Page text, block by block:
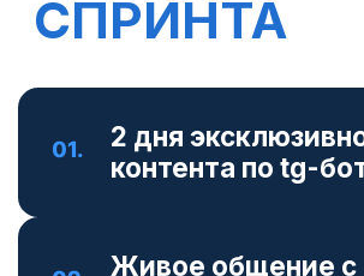
РЕГИСТРИРУЙСЯ
ПРЯМО СЕЙЧАС—
БУДЬ В КУРСЕ ВСЕХ
НОВИНОК ИЗ МИРА AI